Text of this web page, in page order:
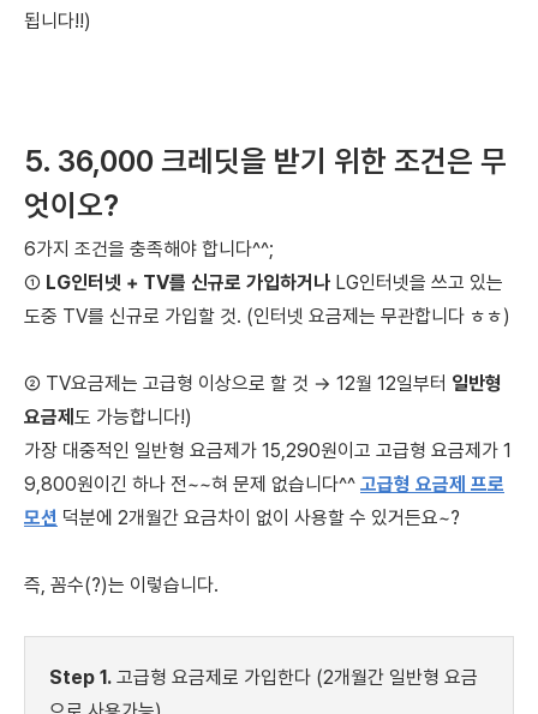
됩니다!!)
5. 36,000 크레딧을 받기 위한 조건은 무
엇이오?
6가지 조건을 충족해야 합니다^^;
① LG인터넷 + TV를 신규로 가입하거나 LG인터넷을 쓰고 있는
도중 TV를 신규로 가입할 것. (인터넷 요금제는 무관합니다 ㅎㅎ)
② TV요금제는 고급형 이상으로 할 것 → 12월 12일부터 일반형
요금제 도 가능합니다!)
가장 대중적인 일반형 요금제가 15,290원이고 고급형 요금제가 1
9,800원이긴 하나 전~~혀 문제 없습니다^^ 고급형 요금제 프로
모션 덕분에 2개월간 요금차이 없이 사용할 수 있거든요~?
즉, 꼼수(?)는 이렇습니다.
Step 1. 고급형 요금제로 가입한다 (2개월간 일반형 요금